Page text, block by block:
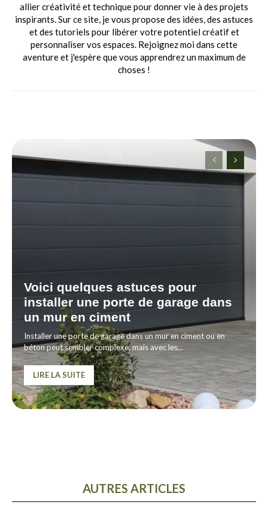
allier créativité et technique pour donner vie à des projets
inspirants. Sur ce site, je vous propose des idées, des astuces
et des tutoriels pour libérer votre potentiel créatif et
personnaliser vos espaces. Rejoignez moi dans cette
aventure et j'espère que vous apprendrez un maximum de
choses !
Voici quelques astuces pour
installer une porte de garage dans
un mur en ciment
Installer une porte de garage dans un mur en ciment ou en
béton peut sembler complexe, mais avec les...
LIRE LA SUITE
AUTRES ARTICLES